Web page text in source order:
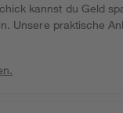
kannst du Geld
Unsere praktische